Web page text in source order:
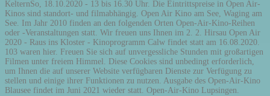
KelternSo, 18.10.2020 - 13 bis 16.30 Uhr. Die Eintrittspreise in Open Air-
Kinos sind standort- und filmabhängig. Open Air Kino am See, Waging am
See. Im Jahr 2010 finden an den folgenden Orten Open-Air-Kino-Reihen
oder -Veranstaltungen statt. Wir freuen uns Ihnen im 2. 2. Hirsau Open Air
2020 - Raus ins Kloster - Kinoprogramm Calw findet statt am 16.08.2020.
103 waren hier. Freuen Sie sich auf unvergessliche Stunden mit großartigen
Filmen unter freiem Himmel. Diese Cookies sind unbedingt erforderlich,
um Ihnen die auf unserer Website verfügbaren Dienste zur Verfügung zu
stellen und einige ihrer Funktionen zu nutzen. Ausgabe des Open-Air-Kino
Blausee findet im Juni 2021 wieder statt. Open-Air-Kino Lupsingen.